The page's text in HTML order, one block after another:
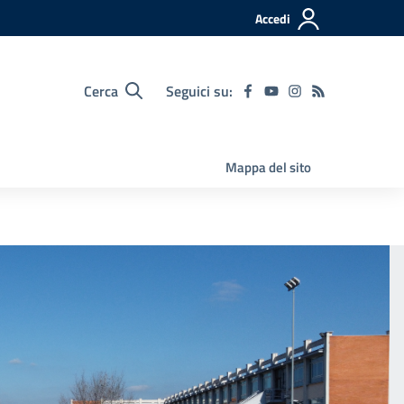
Accedi
Cerca Seguici su:
Mappa del sito